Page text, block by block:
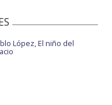
López, El niño del